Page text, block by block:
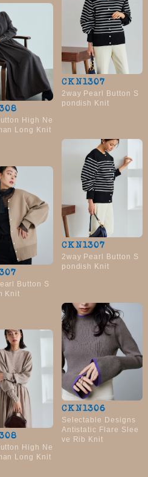
High Ne
Long Knit
CKN1307
2way Pearl Button S
pondish Knit
Button S
Knit
CKN1307
2way Pearl Button S
pondish Knit
High Ne
Long Knit
CKN1306
Selectable Designs
Antistatic Flare Slee
ve Rib Knit